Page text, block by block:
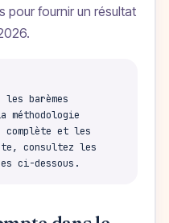
pour fournir un résultat
barèmes
complète et les
consultez les
ci-dessous.